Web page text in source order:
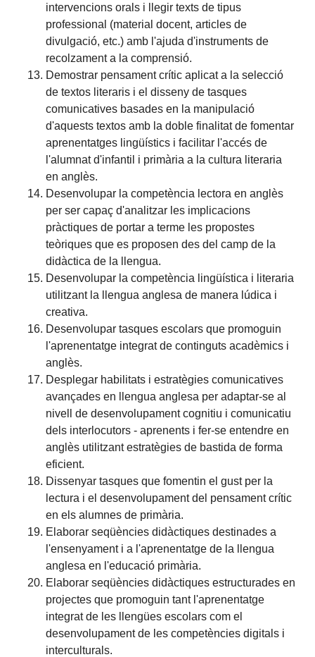
intervencions orals i llegir texts de tipus
professional (material docent, articles de
divulgació, etc.) amb l'ajuda d'instruments de
recolzament a la comprensió.
Demostrar pensament crític aplicat a la selecció
de textos literaris i el disseny de tasques
comunicatives basades en la manipulació
d'aquests textos amb la doble finalitat de fomentar
aprenentatges lingüístics i facilitar l'accés de
l'alumnat d'infantil i primària a la cultura literaria
en anglès.
Desenvolupar la competència lectora en anglès
per ser capaç d'analitzar les implicacions
pràctiques de portar a terme les propostes
teòriques que es proposen des del camp de la
didàctica de la llengua.
Desenvolupar la competència lingüística i literaria
utilitzant la llengua anglesa de manera lúdica i
creativa.
Desenvolupar tasques escolars que promoguin
l'aprenentatge integrat de continguts acadèmics i
anglès.
Desplegar habilitats i estratègies comunicatives
avançades en llengua anglesa per adaptar-se al
nivell de desenvolupament cognitiu i comunicatiu
dels interlocutors - aprenents i fer-se entendre en
anglès utilitzant estratègies de bastida de forma
eficient.
Dissenyar tasques que fomentin el gust per la
lectura i el desenvolupament del pensament crític
en els alumnes de primària.
Elaborar seqüències didàctiques destinades a
l'ensenyament i a l'aprenentatge de la llengua
anglesa en l'educació primària.
Elaborar seqüències didàctiques estructurades en
projectes que promoguin tant l'aprenentatge
integrat de les llengües escolars com el
desenvolupament de les competències digitals i
interculturals.